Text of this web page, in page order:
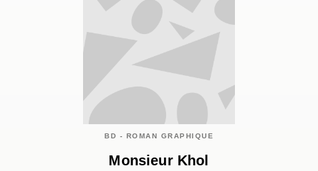
BD - ROMAN GRAPHIQUE
Monsieur Khol